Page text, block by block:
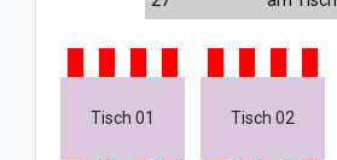
Tisch 01 Tisch 02